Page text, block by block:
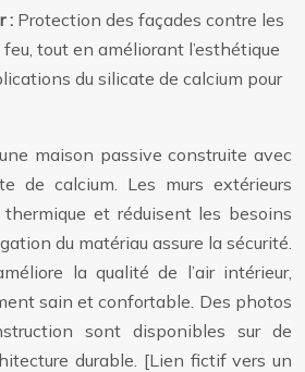
: Protection des façades contre les
tout en améliorant l’esthétique
du silicate de calcium pour
maison passive construite avec
de calcium. Les murs extérieurs
et réduisent les besoins
du matériau assure la sécurité.
la qualité de l’air intérieur,
sain et confortable. Des photos
sont disponibles sur de
durable. [Lien fictif vers un